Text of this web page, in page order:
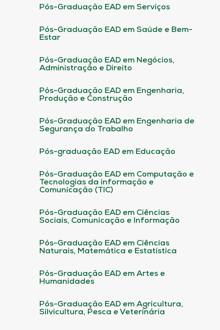
Pós-Graduação EAD em Serviços
Pós-Graduação EAD em Saúde e Bem-
Estar
Pós-Graduação EAD em Negócios,
Administração e Direito
Pós-Graduação EAD em Engenharia,
Produção e Construção
Pós-Graduação EAD em Engenharia de
Segurança do Trabalho
Pós-graduação EAD em Educação
Pós-Graduação EAD em Computação e
Tecnologias da informação e
Comunicação (TIC)
Pós-Graduação EAD em Ciências
Sociais, Comunicação e Informação
Pós-Graduação EAD em Ciências
Naturais, Matemática e Estatística
Pós-Graduação EAD em Artes e
Humanidades
Pós-Graduação EAD em Agricultura,
Silvicultura, Pesca e Veterinária